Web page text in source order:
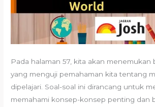
Pada halaman 57, kita akan menemukan
yang menguji pemahaman kita tentang
dipelajari. Soal-soal ini dirancang untuk
memahami konsep-konsep penting dan